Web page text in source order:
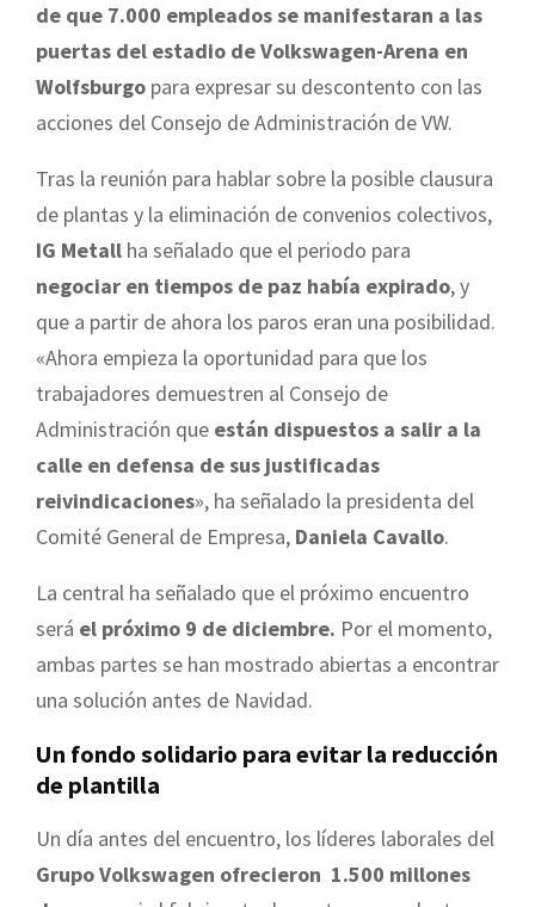
de que 7.000 empleados se manifestaran a las
puertas del estadio de Volkswagen-Arena en
Wolfsburgo para expresar su descontento con las
acciones del Consejo de Administración de VW.
Tras la reunión para hablar sobre la posible clausura
de plantas y la eliminación de convenios colectivos,
IG Metall ha señalado que el periodo para
negociar en tiempos de paz había expirado, y
que a partir de ahora los paros eran una posibilidad.
«Ahora empieza la oportunidad para que los
trabajadores demuestren al Consejo de
Administración que están dispuestos a salir a la
calle en defensa de sus justificadas
reivindicaciones», ha señalado la presidenta del
Comité General de Empresa, Daniela Cavallo.
La central ha señalado que el próximo encuentro
será el próximo 9 de diciembre. Por el momento,
ambas partes se han mostrado abiertas a encontrar
una solución antes de Navidad.
Un fondo solidario para evitar la reducción
de plantilla
Un día antes del encuentro, los líderes laborales del
Grupo Volkswagen ofrecieron 1.500 millones